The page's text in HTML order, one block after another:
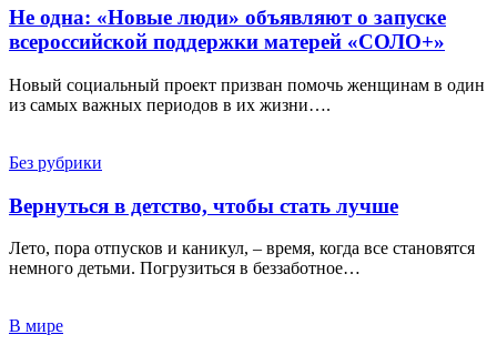
Не одна: «Новые люди» объявляют о запуске
всероссийской поддержки матерей «СОЛО+»
Новый социальный проект призван помочь женщинам в один
из самых важных периодов в их жизни….
Без рубрики
Вернуться в детство, чтобы стать лучше
Лето, пора отпусков и каникул, – время, когда все становятся
немного детьми. Погрузиться в беззаботное…
В мире